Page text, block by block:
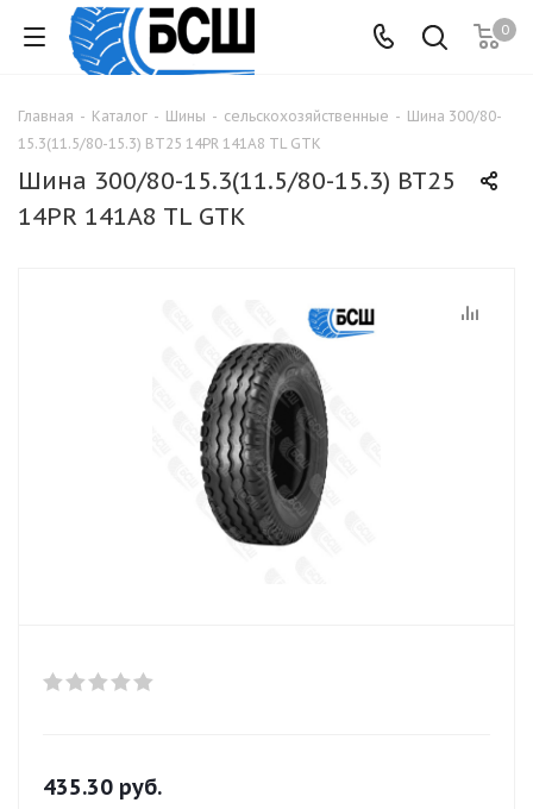
0
Главная - Каталог - Шины - сельскохозяйственные - Шина 300/80-
15.3(11.5/80-15.3) BT25 14PR 141A8 TL GTK
Шина 300/80-15.3(11.5/80-15.3) BT25
14PR 141A8 TL GTK
435.30 руб.